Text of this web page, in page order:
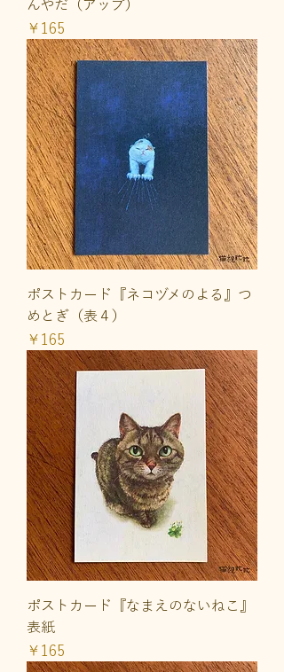
んやだ（アップ）
価格
￥165
ポストカード『ネコヅメのよる』つ
めとぎ（表４）
価格
￥165
ポストカード『なまえのないねこ』
表紙
価格
￥165